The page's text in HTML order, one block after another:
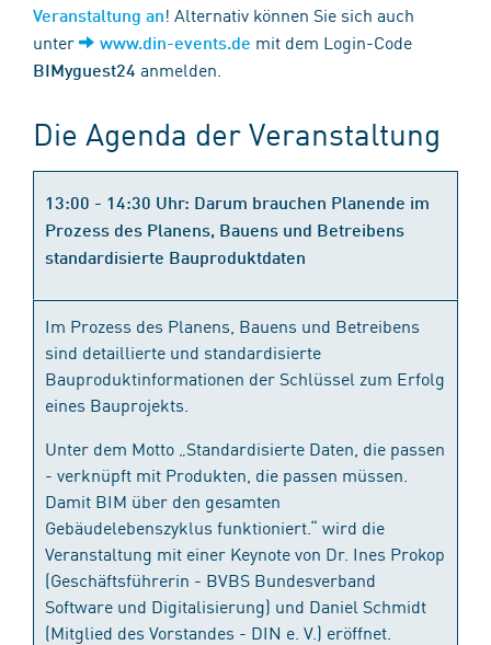
Veranstaltung an! Alternativ können Sie sich auch
unter
www.din-events.de mit dem Login-Code
BIMyguest24 anmelden.
Die Agenda der Veranstaltung
13:00 - 14:30 Uhr: Darum brauchen Planende im
Prozess des Planens, Bauens und Betreibens
standardisierte Bauproduktdaten
Im Prozess des Planens, Bauens und Betreibens
sind detaillierte und standardisierte
Bauproduktinformationen der Schlüssel zum Erfolg
eines Bauprojekts.
Unter dem Motto „Standardisierte Daten, die passen
- verknüpft mit Produkten, die passen müssen.
Damit BIM über den gesamten
Gebäudelebenszyklus funktioniert.“ wird die
Veranstaltung mit einer Keynote von Dr. Ines Prokop
(Geschäftsführerin - BVBS Bundesverband
Software und Digitalisierung) und Daniel Schmidt
(Mitglied des Vorstandes - DIN e. V.) eröffnet.